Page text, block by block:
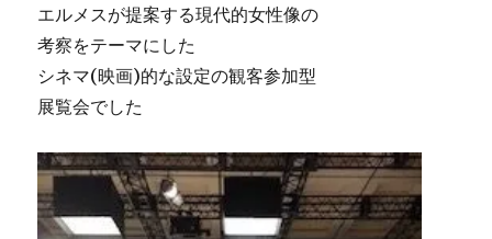
エルメスが提案する現代的女性像の
考察をテーマにした
シネマ(映画)的な設定の観客参加型
展覧会でした